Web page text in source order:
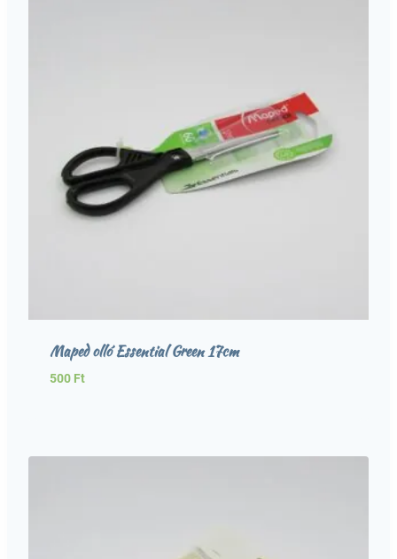
Maped olló Essential Green 17cm
500 Ft